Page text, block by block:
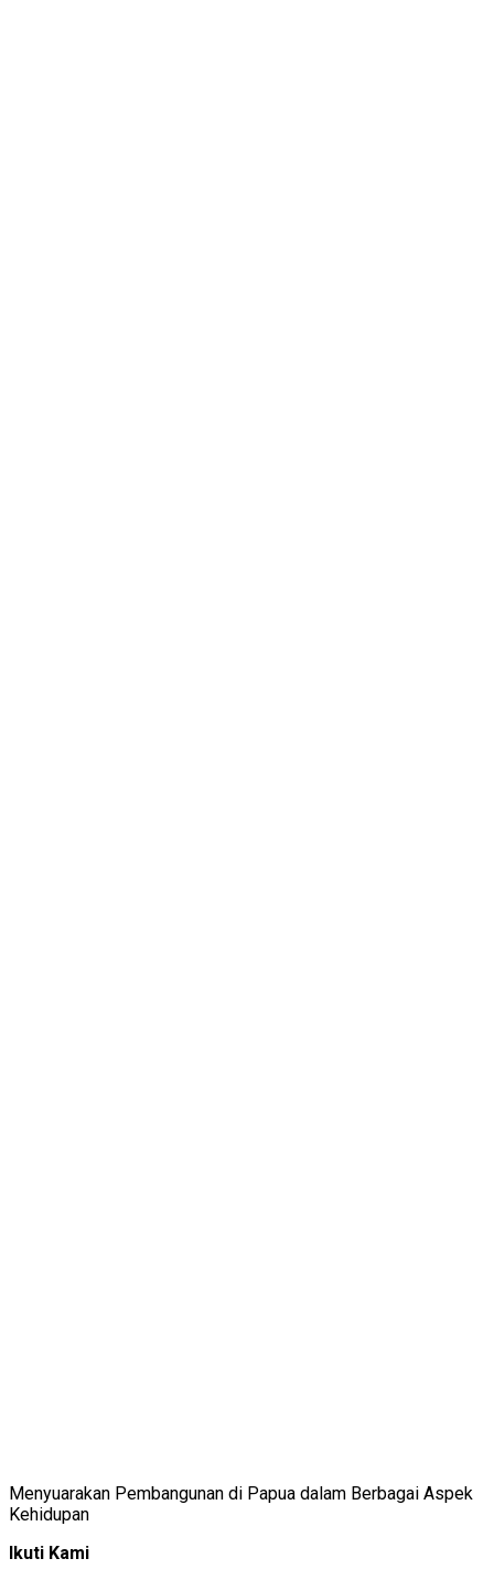
Menyuarakan Pembangunan di Papua dalam Berbagai Aspek
Kehidupan
Ikuti Kami